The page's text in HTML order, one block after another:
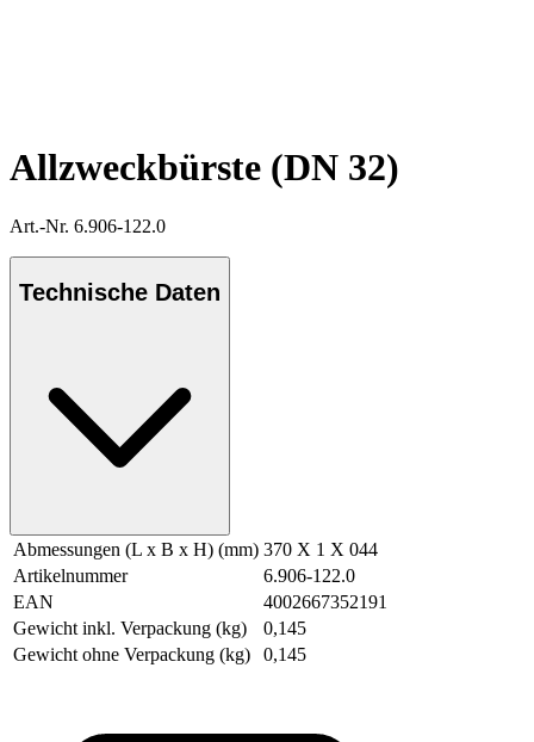
Allzweckbürste (DN 32)
Art.-Nr. 6.906-122.0
Technische Daten
Abmessungen (L x B x H) (mm) 370 X 1 X 044
Artikelnummer
6.906-122.0
EAN
4002667352191
Gewicht inkl. Verpackung (kg)
0,145
Gewicht ohne Verpackung (kg)
0,145